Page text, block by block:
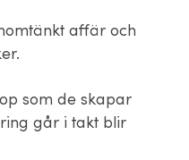
affär och
som de skapar
går i takt blir